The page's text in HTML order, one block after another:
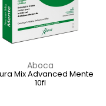
Aboca
Mix Advanced Mente
10fl